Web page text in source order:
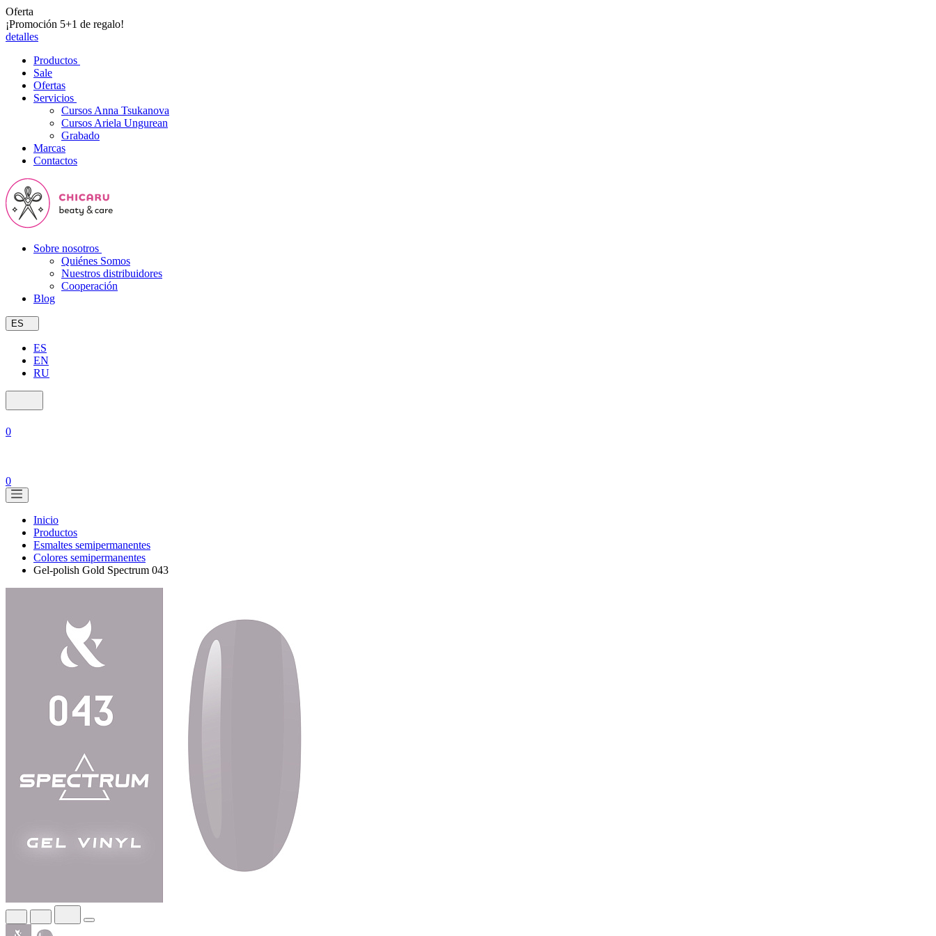
Oferta
¡Promoción 5+1 de regalo!
detalles
Productos
Sale
Ofertas
Servicios
Cursos Anna Tsukanova
Cursos Ariela Ungurean
Grabado
Marcas
Contactos
Sobre nosotros
Quiénes Somos
Nuestros distribuidores
Cooperación
Blog
ES
ES
EN
RU
0
0
Inicio
Productos
Esmaltes semipermanentes
Colores semipermanentes
Gel-polish Gold Spectrum 043